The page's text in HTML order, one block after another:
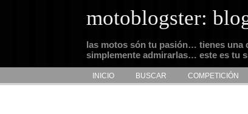
motoblogster:
las motos són tu pasión… tienes
simplemente admirarlas… este es tu
INICIO BUSCAR COMPETICIÓN